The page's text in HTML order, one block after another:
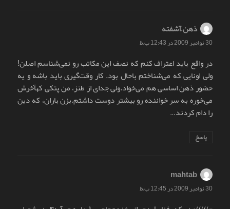
ذهن ِآشفته
30 نوامبر 2009 در 12:43 ب.ظ
در واقع باید اعتراف کنم که نصف این مکاتب رو نمی‌شناسم اصلن!
ولی اونایی که می‌شناختم باحال بود. کار وقت‌گیری باید باشه و یه
حضور ذهن اساسی هم می‌خواد.ولی جدای از طنز، من پتکی کهآخرش
می‌خوره به سر خواننده رو بیشتر دوست داشتم.بزن باران، که دین
را دام کردند…
پاسخ
mahtab
30 نوامبر 2009 در 12:45 ب.ظ